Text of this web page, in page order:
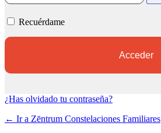
Recuérdame
¿Has olvidado tu contraseña?
← Ir a Zēntrum Constelaciones Familiares